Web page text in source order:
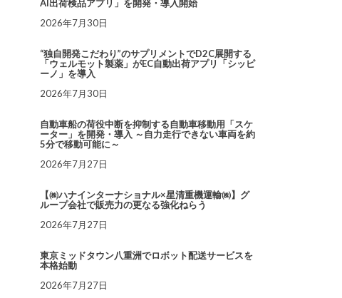
AI出荷検品アプリ」を開発・導入開始
2026年7月30日
“独自開発こだわり”のサプリメントでD2C展開する
「ウェルモット製薬」がEC自動出荷アプリ「シッピ
ーノ」を導入
2026年7月30日
自動車船の荷役中断を抑制する自動車移動用「スケ
ーター」を開発・導入 ～自力走行できない車両を約
5分で移動可能に～
2026年7月27日
【㈱ハナインターナショナル×星清重機運輸㈱】グ
ループ会社で販売力の更なる強化ねらう
2026年7月27日
東京ミッドタウン八重洲でロボット配送サービスを
本格始動
2026年7月27日